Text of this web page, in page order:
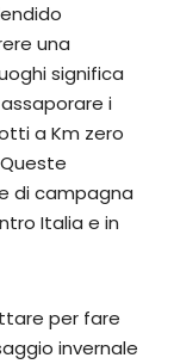
una
significa
i
a Km zero
di campagna
Italia e in
per fare
invernale